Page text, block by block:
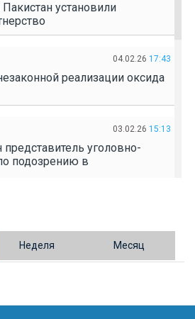
установили
04.02.26 17:43
реализации оксида
03.02.26 15:13
уголовно-
подозрению в
незаконное выращивание
Договор о зоне, свободной от
Неделя Месяц